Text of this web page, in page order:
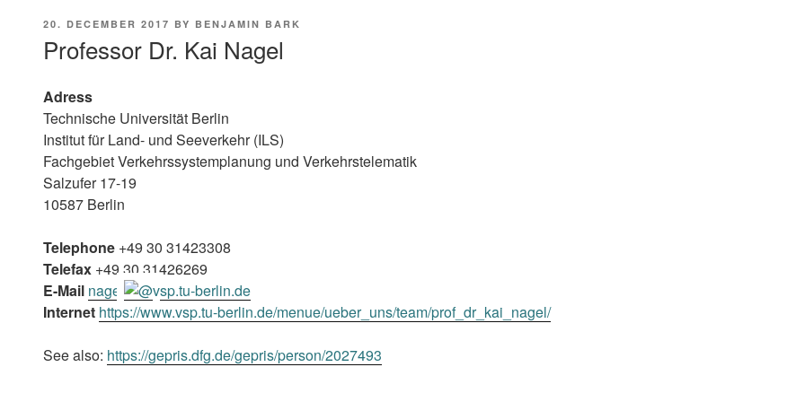
POSTED
20. DECEMBER 2017 BY BENJAMIN BARK
Professor Dr. Kai Nagel
Adress
Technische Universität Berlin
Institut für Land- und Seeverkehr (ILS)
Fachgebiet Verkehrssystemplanung und Verkehrstelematik
Salzufer 17-19
10587 Berlin
Telephone +49 30 31423308
Telefax +49 30 31426269
E-Mail nagel
vsp.tu-berlin.de
Internet https://www.vsp.tu-berlin.de/menue/ueber_uns/team/prof_dr_kai_nagel/
See also: https://gepris.dfg.de/gepris/person/2027493